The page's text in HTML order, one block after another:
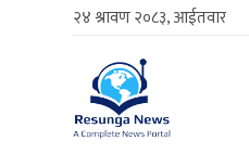
२४ श्रावण २०८३, आईतवार